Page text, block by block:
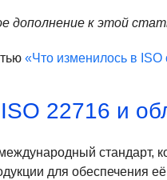
дополнение к этой
«Что изменилось в ISO
22716 и
стандарт,
для обеспечения